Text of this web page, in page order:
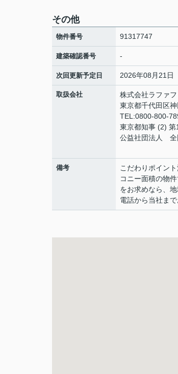
その他
物件番号 91317747
建築確認番号 -
次回更新予定日 2026年08月21日
取扱会社
株式会社ラファフ
東京都千代田区
TEL:0800-800-
東京都知事 (2)
公益社団法人 全
備考
こだわりポイン
コニー面積の物
をお求めなら、
電話から当社まで